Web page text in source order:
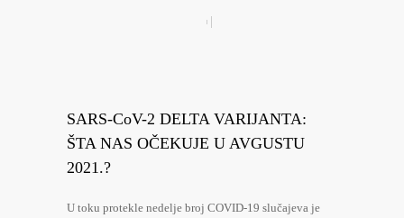
SARS-CoV-2 DELTA VARIJANTA:
ŠTA NAS OČEKUJE U AVGUSTU
2021.?
U toku protekle nedelje broj COVID-19 slučajeva je